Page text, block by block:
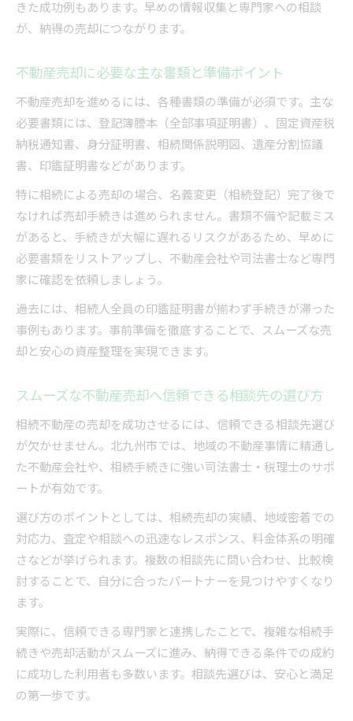
遠隔地でも安心な不動産売却の進行管理方法
きた成功例もあります。早めの情報収集と専門家への相談
が、納得の売却につながります。
不動産売却に必要な主な書類と準備ポイント
不動産売却を進めるには、各種書類の準備が必須です。主な
必要書類には、登記簿謄本（全部事項証明書）、固定資産税
納税通知書、身分証明書、相続関係説明図、遺産分割協議
書、印鑑証明書などがあります。
特に相続による売却の場合、名義変更（相続登記）完了後で
なければ売却手続きは進められません。書類不備や記載ミス
があると、手続きが大幅に遅れるリスクがあるため、早めに
必要書類をリストアップし、不動産会社や司法書士など専門
家に確認を依頼しましょう。
過去には、相続人全員の印鑑証明書が揃わず手続きが滞った
事例もあります。事前準備を徹底することで、スムーズな売
却と安心の資産整理を実現できます。
スムーズな不動産売却へ信頼できる相談先の選び方
相続不動産の売却を成功させるには、信頼できる相談先選び
が欠かせません。北九州市では、地域の不動産事情に精通し
た不動産会社や、相続手続きに強い司法書士・税理士のサポ
ートが有効です。
選び方のポイントとしては、相続売却の実績、地域密着での
対応力、査定や相談への迅速なレスポンス、料金体系の明確
さなどが挙げられます。複数の相談先に問い合わせ、比較検
討することで、自分に合ったパートナーを見つけやすくなり
ます。
実際に、信頼できる専門家と連携したことで、複雑な相続手
続きや売却活動がスムーズに進み、納得できる条件での成約
に成功した利用者も多数います。相談先選びは、安心と満足
の第一歩です。